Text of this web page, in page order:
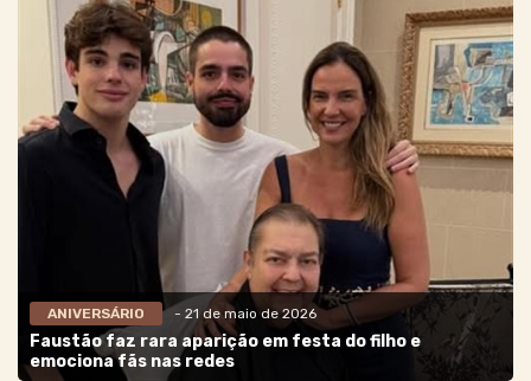
ANIVERSÁRIO - 21 de maio de 2026
Faustão faz rara aparição em festa do filho e
emociona fãs nas redes